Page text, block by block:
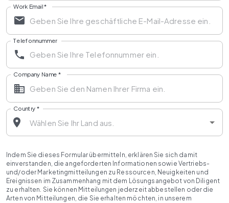
Work Email*
Telefonnummer
Company Name *
Country *
Indem Sie dieses Formular übermitteln, erklären Sie sich damit
einverstanden, die angeforderten Informationen sowie Vertriebs-
und/oder Marketingmitteilungen zu Ressourcen, Neuigkeiten und
Ereignissen im Zusammenhang mit dem Lösungsangebot von Diligent
zu erhalten. Sie können Mitteilungen jederzeit abbestellen oder die
Arten von Mitteilungen, die Sie erhalten möchten, in unserem